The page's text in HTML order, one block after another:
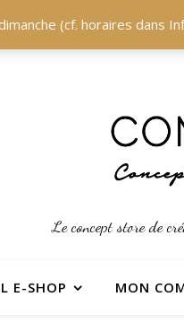
Le concept store de
E-SHOP MON
(cf. horaires dans